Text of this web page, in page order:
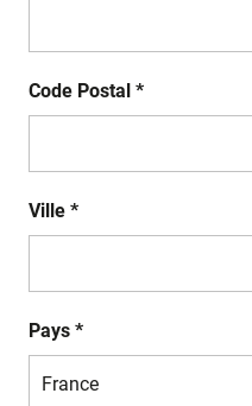
Code Postal *
Ville *
Pays *